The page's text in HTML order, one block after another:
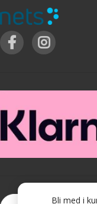
Bli med i